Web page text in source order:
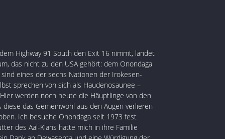
Highway 91 South den Exit 16 nimmt, landet
das nicht zu den USA gehört: dem Onondaga
eines der sechs Nationen der Irokesen-
sprechen von sich als Haudenosaunee –
werden noch heute die Häuptlinge von den
das Gemeinwohl aus den Augen verlieren
Ich besuche Onondaga seit 1973 fest
des Aal-Klans hatte mich in ihre Familie